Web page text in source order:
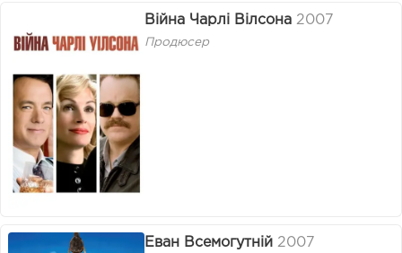
Війна Чарлі Вілсона 2007
Продюсер
Еван Всемогутній 2007